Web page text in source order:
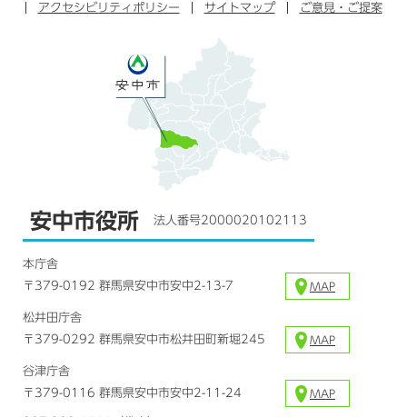
ッ
ブ
ラ
アクセシビリティポリシー サイトマップ ご意見・ご提案
安中市役所 法人番号2000020102113
本庁舎
〒379-0192 群馬県安中市安中2-13-7
MAP
松井田庁舎
〒379-0292 群馬県安中市松井田町新堀245
MAP
谷津庁舎
〒379-0116 群馬県安中市安中2-11-24
MAP